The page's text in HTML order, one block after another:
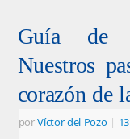
Guía de
Nuestros
corazón de
porVíctor del Pozo |